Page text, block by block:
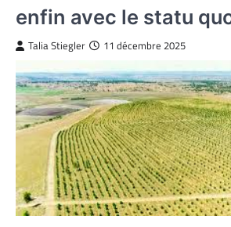
enfin avec le statu
Talia Stiegler 11 décembre 2025